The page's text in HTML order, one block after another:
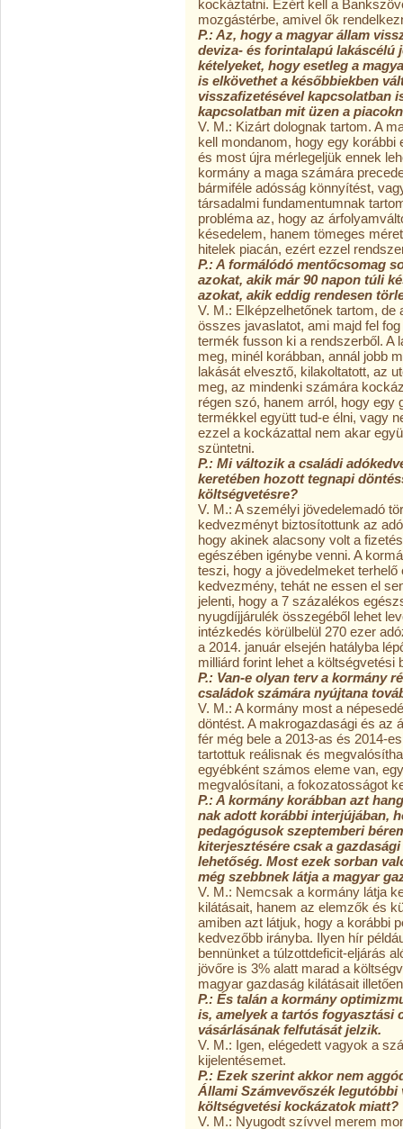
kockáztatni. Ezért kell a
mozgástérbe, amivel ők
P.: Az, hogy a magyar állam
deviza- és forintalapú lakáscélú
kételyeket, hogy esetleg a
is elkövethet a későbbiekben
visszafizetésével kapcsolatban
kapcsolatban mit üzen a
V. M.: Kizárt dolognak tartom. A
kell mondanom, hogy egy
és most újra mérlegeljük ennek
kormány a maga számára
bármiféle adósság könnyítést,
társadalmi fundamentumnak
probléma az, hogy az
késedelem, hanem tömeges
hitelek piacán, ezért ezzel
P.: A formálódó mentőcsomag
azokat, akik már 90 napon túli
azokat, akik eddig rendesen
V. M.: Elképzelhetőnek tartom,
összes javaslatot, ami majd fel
termék fusson ki a rendszerből. A
meg, minél korábban, annál jobb
lakását elvesztő, kilakoltatott, az
meg, az mindenki számára
régen szó, hanem arról, hogy egy
termékkel együtt tud-e élni, vagy
ezzel a kockázattal nem akar
szüntetni.
P.: Mi változik a családi
keretében hozott tegnapi
költségvetésre?
V. M.: A személyi jövedelemadó
kedvezményt biztosítottunk az
hogy akinek alacsony volt a
egészében igénybe venni. A
teszi, hogy a jövedelmeket
kedvezmény, tehát ne essen el
jelenti, hogy a 7 százalékos
nyugdíjjárulék összegéből lehet
intézkedés körülbelül 270 ezer
a 2014. január elsején hatályba
milliárd forint lehet a költségvetési
P.: Van-e olyan terv a kormány
családok számára nyújtana
V. M.: A kormány most a
döntést. A makrogazdasági és az
fér még bele a 2013-as és 2014-
tartottuk reálisnak és
egyébként számos eleme van,
megvalósítani, a fokozatosságot
P.: A kormány korábban azt
nak adott korábbi interjújában,
pedagógusok szeptemberi
kiterjesztésére csak a
lehetőség. Most ezek sorban
még szebbnek látja a magyar
V. M.: Nemcsak a kormány látja
kilátásait, hanem az elemzők és
amiben azt látjuk, hogy a korábbi
kedvezőbb irányba. Ilyen hír
bennünket a túlzottdeficit-eljárás
jövőre is 3% alatt marad a
magyar gazdaság kilátásait
P.: És talán a kormány
is, amelyek a tartós fogyasztási
vásárlásának felfutását jelzik.
V. M.: Igen, elégedett vagyok a
kijelentésemet.
P.: Ezek szerint akkor nem
Állami Számvevőszék
költségvetési kockázatok miatt?
V. M.: Nyugodt szívvel merem